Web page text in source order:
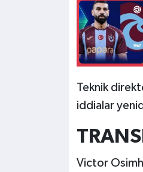
Teknik
iddialar
Victor